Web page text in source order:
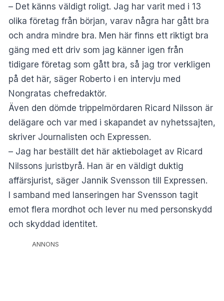
– Det känns väldigt roligt. Jag har varit med i 13
olika företag från början, varav några har gått bra
och andra mindre bra. Men här finns ett riktigt bra
gäng med ett driv som jag känner igen från
tidigare företag som gått bra, så jag tror verkligen
på det här, säger Roberto i en intervju med
Nongratas chefredaktör.
Även den dömde trippelmördaren Ricard Nilsson är
delägare och var med i skapandet av nyhetssajten,
skriver Journalisten och Expressen.
– Jag har beställt det här aktiebolaget av Ricard
Nilssons juristbyrå. Han är en väldigt duktig
affärsjurist, säger Jannik Svensson till Expressen.
I samband med lanseringen har Svensson tagit
emot flera mordhot och lever nu med personskydd
och skyddad identitet.
ANNONS